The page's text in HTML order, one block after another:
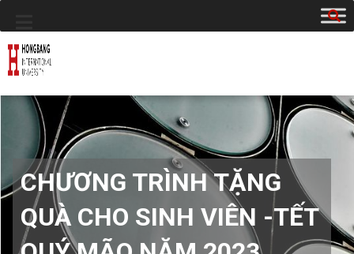
CHƯƠNG TRÌNH TẶNG
QUÀ CHO SINH VIÊN -TẾT